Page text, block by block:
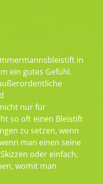
in
ein gutes Gefühl.
nur für
so oft einen Bleistift
zu setzen, wenn
man einen seine
oder einfach,
womit man